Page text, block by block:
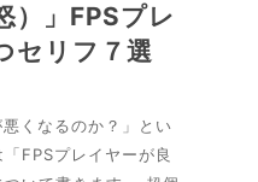
）」FPSプレ
セリフ７選
くなるのか？」とい
FPSプレイヤーが良